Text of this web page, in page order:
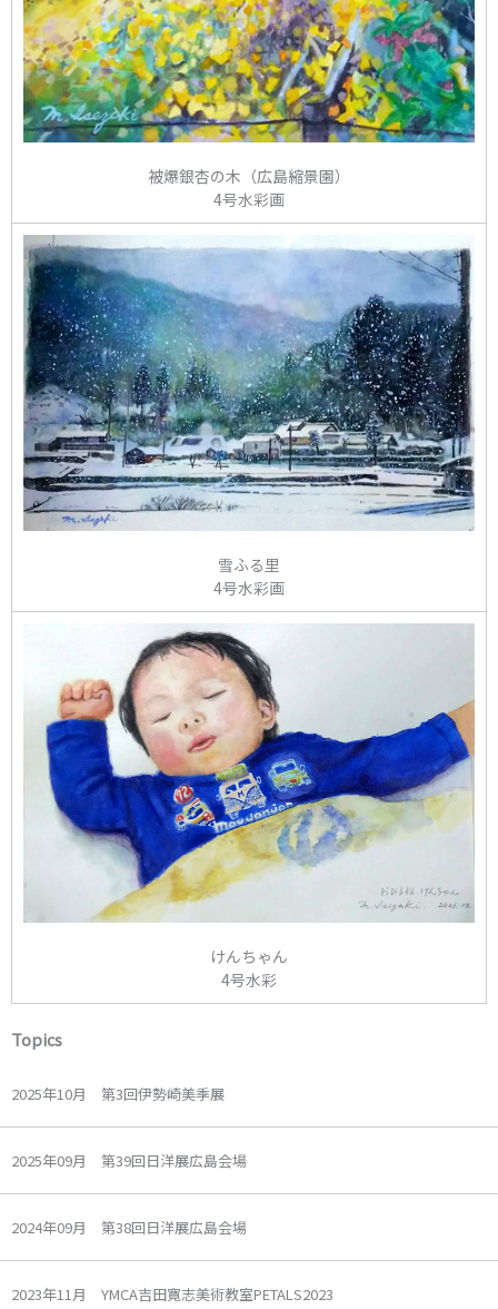
被爆銀杏の木（広島縮景園）
4号水彩画
雪ふる里
4号水彩画
けんちゃん
4号水彩
Topics
2025年10月 第3回伊勢崎美季展
2025年09月 第39回日洋展広島会場
2024年09月 第38回日洋展広島会場
2023年11月 YMCA吉田寛志美術教室PETALS2023